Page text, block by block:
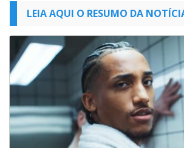
LEIA AQUI O RESUMO DA